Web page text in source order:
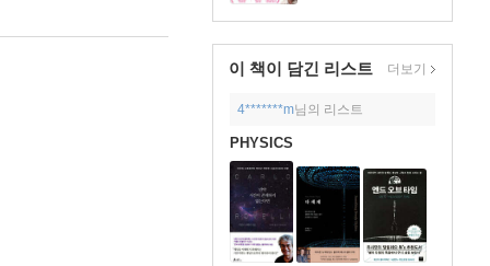
이 책이 담긴 리스트 더보기
4*******m님의 리스트
PHYSICS